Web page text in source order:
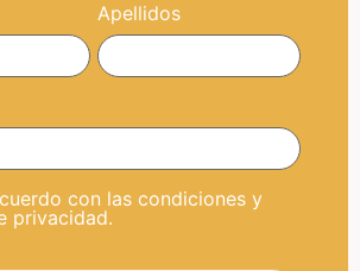
Apellidos
con las condiciones y
privacidad.